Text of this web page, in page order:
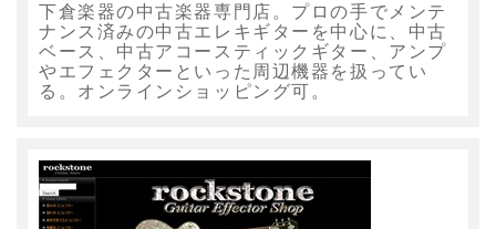
下倉楽器の中古楽器専門店。プロの手でメンテ
ナンス済みの中古エレキギターを中心に、中古
ベース、中古アコースティックギター、アンプ
やエフェクターといった周辺機器を扱ってい
る。オンラインショッピング可。